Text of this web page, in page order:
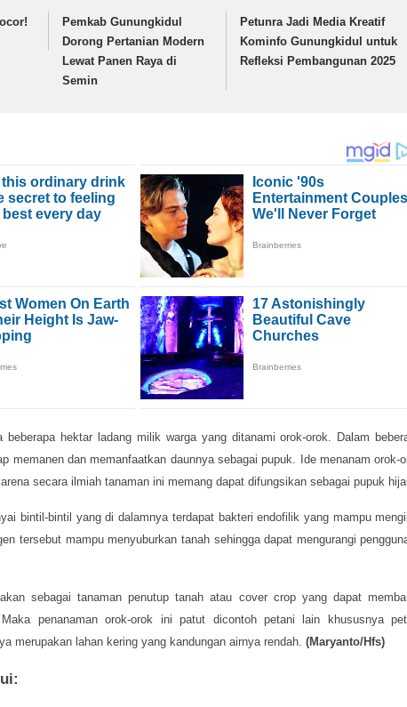
Pemkab Gunungkidul
Dorong Pertanian Modern
Lewat Panen Raya di
Semin
Petunra Jadi Media Kreatif
Kominfo Gunungkidul untuk
Refleksi Pembangunan 2025
beberapa hektar ladang milik warga yang ditanami orok-orok. Dalam
memanen dan memanfaatkan daunnya sebagai pupuk. Ide menanam orok-
secara ilmiah tanaman ini memang dapat difungsikan sebagai pupuk
bintil-bintil yang di dalamnya terdapat bakteri endofilik yang mampu
tersebut mampu menyuburkan tanah sehingga dapat mengurangi
sebagai tanaman penutup tanah atau cover crop yang dapat
penanaman orok-orok ini patut dicontoh petani lain khususnya
merupakan lahan kering yang kandungan airnya rendah. (Maryanto/Hfs)